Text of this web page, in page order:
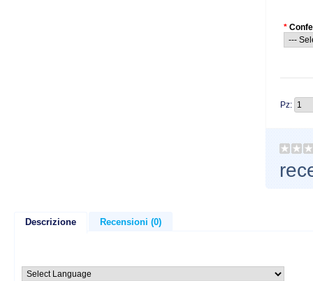
*
Pz:
Descrizione Recensioni (0)